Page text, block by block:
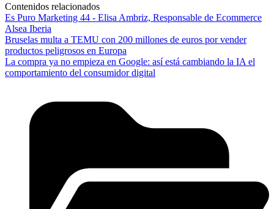
Contenidos relacionados
Es Puro Marketing 44 - Elisa Ambriz, Responsable de Ecommerce
Alsea Iberia
Bruselas multa a TEMU con 200 millones de euros por vender
productos peligrosos en Europa
La compra ya no empieza en Google: así está cambiando la IA el
comportamiento del consumidor digital